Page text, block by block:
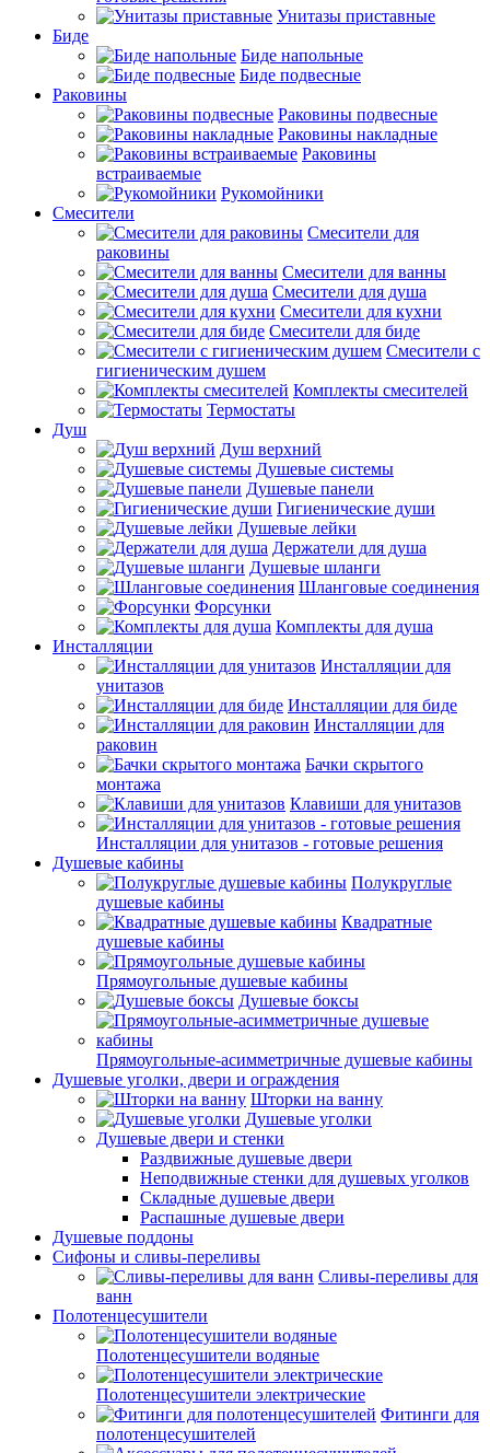
Унитазы приставные
Биде
Биде напольные
Биде подвесные
Раковины
Раковины подвесные
Раковины накладные
Раковины
встраиваемые
Рукомойники
Смесители
Смесители для
раковины
Смесители для ванны
Смесители для душа
Смесители для кухни
Смесители для биде
Смесители с
гигиеническим душем
Комплекты смесителей
Термостаты
Душ
Душ верхний
Душевые системы
Душевые панели
Гигиенические души
Душевые лейки
Держатели для душа
Душевые шланги
Шланговые соединения
Форсунки
Комплекты для душа
Инсталляции
Инсталляции для
унитазов
Инсталляции для биде
Инсталляции для
раковин
Бачки скрытого
монтажа
Клавиши для унитазов
Инсталляции для унитазов - готовые решения
Душевые кабины
Полукруглые
душевые кабины
Квадратные
душевые кабины
Прямоугольные душевые кабины
Душевые боксы
Прямоугольные-асимметричные душевые кабины
Душевые уголки, двери и ограждения
Шторки на ванну
Душевые уголки
Душевые двери и стенки
Раздвижные душевые двери
Неподвижные стенки для душевых уголков
Складные душевые двери
Распашные душевые двери
Душевые поддоны
Сифоны и сливы-переливы
Сливы-переливы для
ванн
Полотенцесушители
Полотенцесушители водяные
Полотенцесушители электрические
Фитинги для
полотенцесушителей